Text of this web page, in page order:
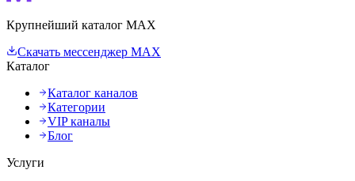
Крупнейший каталог MAX
Скачать мессенджер MAX
Каталог
Каталог каналов
Категории
VIP каналы
Блог
Услуги